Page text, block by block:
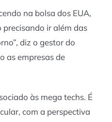
na bolsa dos EUA,
ir além das
diz o gestor do
as empresas de
às mega techs. É
com a perspectiva